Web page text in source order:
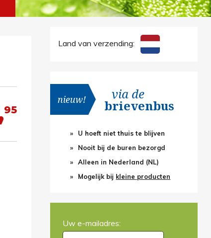
95
Land van verzending:
nieuw! via de
brievenbus
U hoeft niet thuis te blijven
Nooit bij de buren bezorgd
Alleen in Nederland (NL)
Mogelijk bij kleine producten
Uw e-mailadres: